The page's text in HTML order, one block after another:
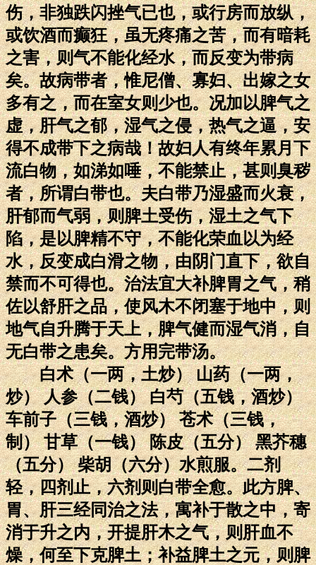
伤，非独跌闪挫气已也，或行房而放纵，
或饮酒而癫狂，虽无疼痛之苦，而有暗耗
之害，则气不能化经水，而反变为带病
矣。故病带者，惟尼僧、寡妇、出嫁之女
多有之，而在室女则少也。况加以脾气之
虚，肝气之郁，湿气之侵，热气之逼，安
得不成带下之病哉！故妇人有终年累月下
流白物，如涕如唾，不能禁止，甚则臭秽
者，所谓白带也。夫白带乃湿盛而火衰，
肝郁而气弱，则脾土受伤，湿土之气下
陷，是以脾精不守，不能化荣血以为经
水，反变成白滑之物，由阴门直下，欲自
禁而不可得也。治法宜大补脾胃之气，稍
佐以舒肝之品，使风木不闭塞于地中，则
地气自升腾于天上，脾气健而湿气消，自
无白带之患矣。方用完带汤。
白术（一两，土炒） 山药（一两，
炒） 人参（二钱） 白芍（五钱，酒炒）
车前子（三钱，酒炒） 苍术（三钱，
制） 甘草（一钱） 陈皮（五分） 黑芥穗
（五分） 柴胡（六分）水煎服。二剂
轻，四剂止，六剂则白带全愈。此方脾、
胃、肝三经同治之法，寓补于散之中，寄
消于升之内，开提肝木之气，则肝血不
燥，何至下克脾土；补益脾土之元，则脾